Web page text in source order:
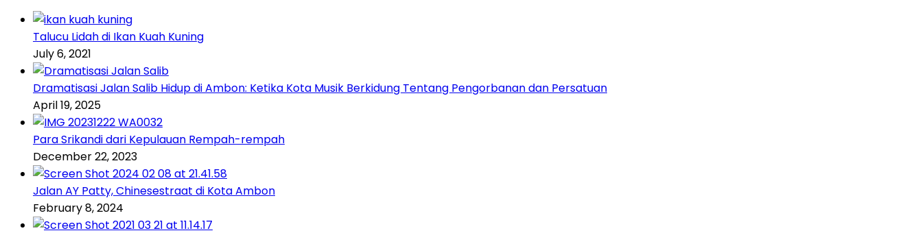
Talucu Lidah di Ikan Kuah Kuning
July 6, 2021
Dramatisasi Jalan Salib Hidup di Ambon: Ketika Kota Musik Berkidung Tentang Pengorbanan dan Persatuan
April 19, 2025
Para Srikandi dari Kepulauan Rempah-rempah
December 22, 2023
Jalan AY Patty, Chinesestraat di Kota Ambon
February 8, 2024